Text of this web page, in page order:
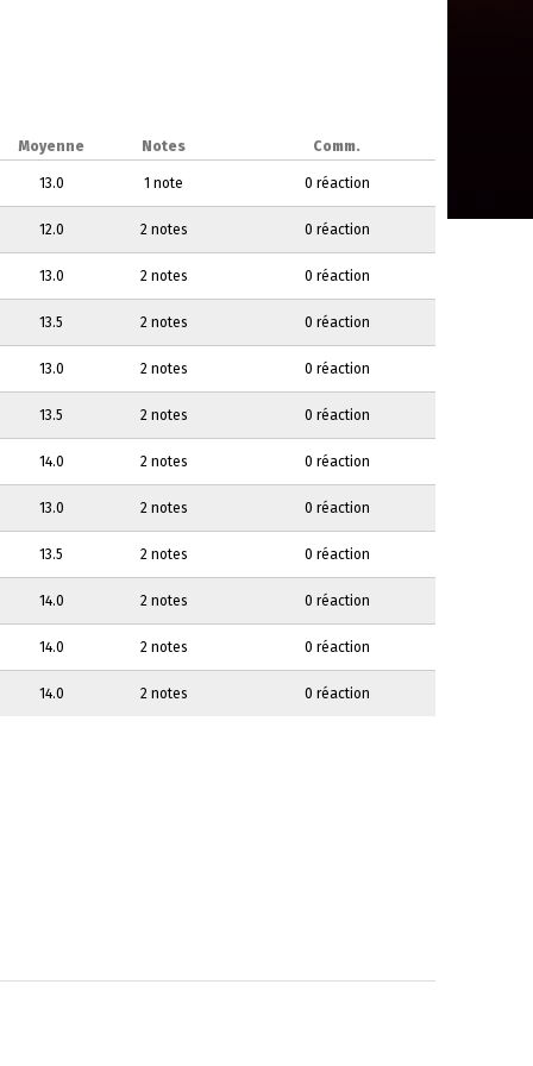
Moyenne Notes Comm.
13.0 1 note 0 réaction
12.0 2 notes 0 réaction
13.0 2 notes 0 réaction
13.5 2 notes 0 réaction
13.0 2 notes 0 réaction
13.5 2 notes 0 réaction
14.0 2 notes 0 réaction
13.0 2 notes 0 réaction
13.5 2 notes 0 réaction
14.0 2 notes 0 réaction
14.0 2 notes 0 réaction
14.0 2 notes 0 réaction